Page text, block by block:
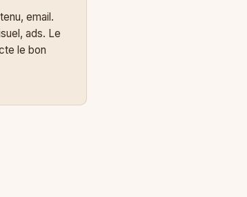
email.
ads. Le
le bon